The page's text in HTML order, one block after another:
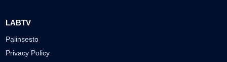
LABTV
Palinsesto
Privacy Policy